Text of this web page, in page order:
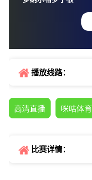
多纳尔格罗宁根
播放线路：
高清直播 咪咕体育
比赛详情：